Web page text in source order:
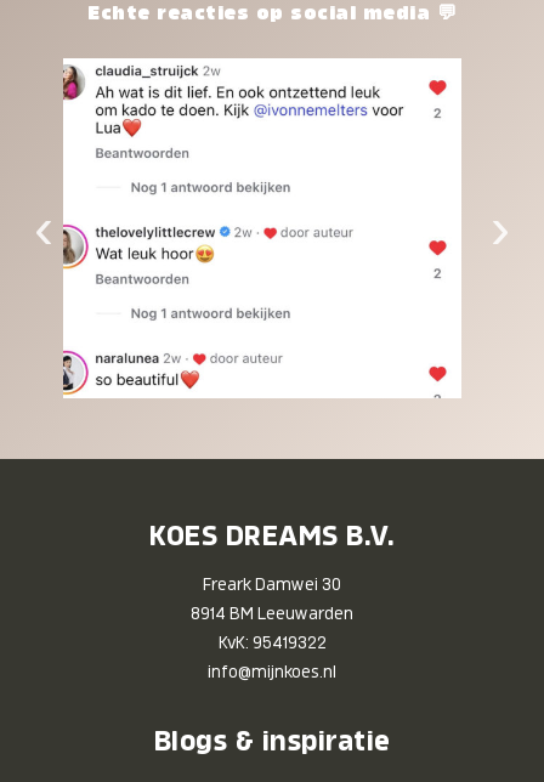
het waard.Echte reacties op social media 💬
‹ ›
KOES DREAMS B.V.
Freark Damwei 30
8914 BM Leeuwarden
KvK: 95419322
info@mijnkoes.nl
Blogs & inspiratie